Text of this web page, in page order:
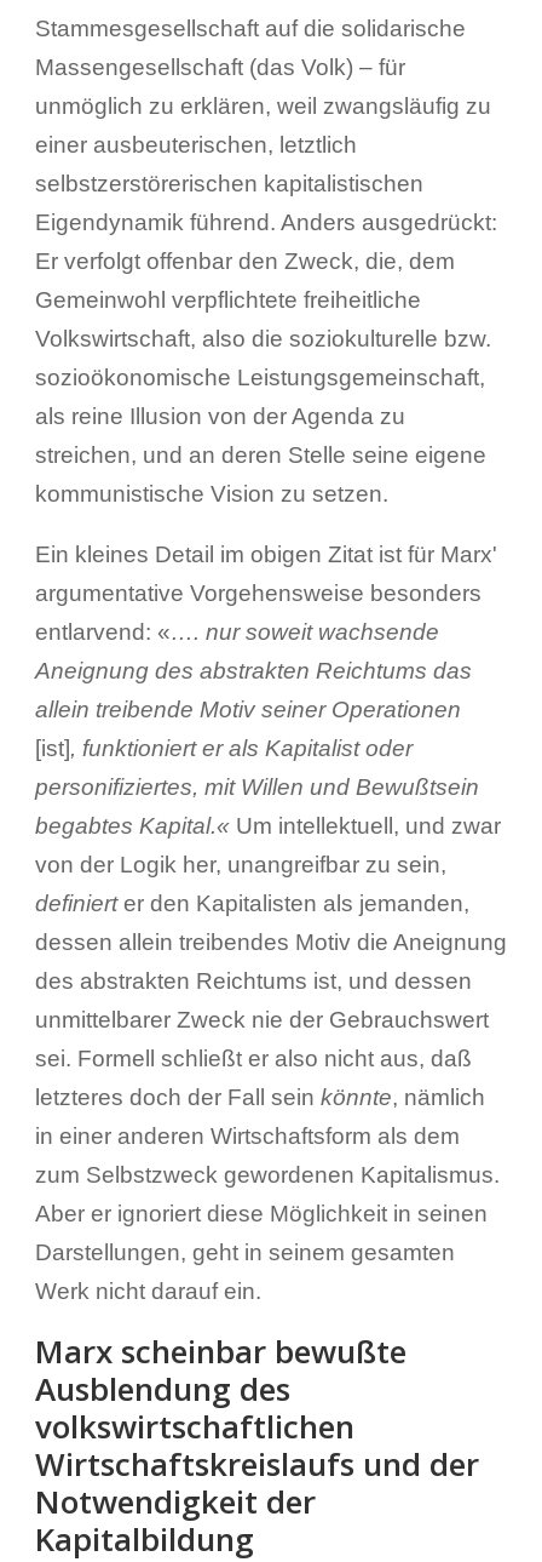
Stammesgesellschaft auf die solidarische
Massengesellschaft (das Volk) – für
unmöglich zu erklären, weil zwangsläufig zu
einer ausbeuterischen, letztlich
selbstzerstörerischen kapitalistischen
Eigendynamik führend. Anders ausgedrückt:
Er verfolgt offenbar den Zweck, die, dem
Gemeinwohl verpflichtete freiheitliche
Volkswirtschaft, also die soziokulturelle bzw.
sozioökonomische Leistungsgemeinschaft,
als reine Illusion von der Agenda zu
streichen, und an deren Stelle seine eigene
kommunistische Vision zu setzen.
Ein kleines Detail im obigen Zitat ist für Marxʹ
argumentative Vorgehensweise besonders
entlarvend: «…. nur soweit wachsende
Aneignung des abstrakten Reichtums das
allein treibende Motiv seiner Operationen
[ist], funktioniert er als Kapitalist oder
personifiziertes, mit Willen und Bewußtsein
begabtes Kapital.«Um intellektuell, und zwar
von der Logik her, unangreifbar zu sein,
definierter den Kapitalisten als jemanden,
dessen allein treibendes Motiv die Aneignung
des abstrakten Reichtums ist, und dessen
unmittelbarer Zweck nie der Gebrauchswert
sei. Formell schließt er also nicht aus, daß
letzteres doch der Fall sein könnte, nämlich
in einer anderen Wirtschaftsform als dem
zum Selbstzweck gewordenen Kapitalismus.
Aber er ignoriert diese Möglichkeit in seinen
Darstellungen, geht in seinem gesamten
Werk nicht darauf ein.
Marx scheinbar bewußte
Ausblendung des
volkswirtschaftlichen
Wirtschaftskreislaufs und der
Notwendigkeit der
Kapitalbildung